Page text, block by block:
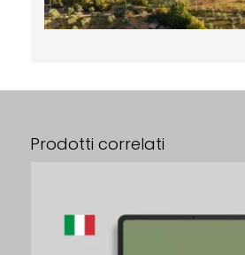
Prodotti correlati